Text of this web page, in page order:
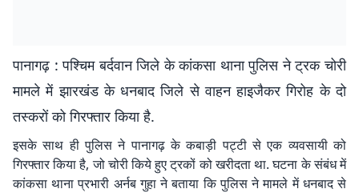
पानागढ़ : पश्चिम बर्दवान जिले के कांकसा थाना पुलिस ने ट्रक चोरी
मामले में झारखंड के धनबाद जिले से वाहन हाइजैकर गिरोह के दो
तस्करों को गिरफ्तार किया है.
इसके साथ ही पुलिस ने पानागढ़ के कबाड़ी पट्टी से एक व्यवसायी को
गिरफ्तार किया है, जो चोरी किये हुए ट्रकों को खरीदता था. घटना के संबंध में
कांकसा थाना प्रभारी अर्नब गुहा ने बताया कि पुलिस ने मामले में धनबाद से